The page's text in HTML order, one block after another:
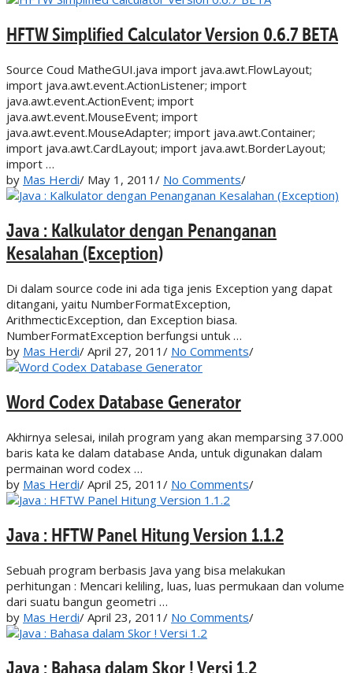
HFTW Simplified Calculator Version 0.6.7 BETA
Source Coud MatheGUI.java import java.awt.FlowLayout;
import java.awt.event.ActionListener; import
java.awt.event.ActionEvent; import
java.awt.event.MouseEvent; import
java.awt.event.MouseAdapter; import java.awt.Container;
import java.awt.CardLayout; import java.awt.BorderLayout;
import …
by Mas Herdi/ May 1, 2011 / No Comments/
Java : Kalkulator dengan Penanganan
Kesalahan (Exception)
Di dalam source code ini ada tiga jenis Exception yang dapat
ditangani, yaitu NumberFormatException,
ArithmecticException, dan Exception biasa.
NumberFormatException berfungsi untuk …
by Mas Herdi/ April 27, 2011 / No Comments/
Word Codex Database Generator
Akhirnya selesai, inilah program yang akan memparsing 37.000
baris kata ke dalam database Anda, untuk digunakan dalam
permainan word codex …
by Mas Herdi/ April 25, 2011 / No Comments/
Java : HFTW Panel Hitung Version 1.1.2
Sebuah program berbasis Java yang bisa melakukan
perhitungan : Mencari keliling, luas, luas permukaan dan volume
dari suatu bangun geometri …
by Mas Herdi/ April 23, 2011 / No Comments/
Java : Bahasa dalam Skor ! Versi 1.2